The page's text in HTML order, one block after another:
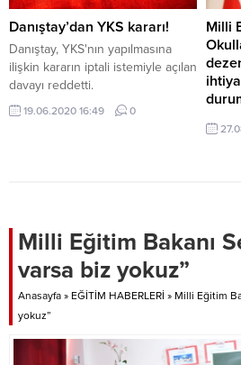
Danıştay’dan YKS kararı!
Danıştay, YKS'nın yapılmasına
ilişkin kararın iptali istemiyle açılan
davayı reddetti.
19.06.2020 16:49 0
Milli
İzmir
Milli Eğitim Bakanı
varsa biz yokuz”
Anasayfa » EĞİTİM HABERLERİ » Milli Eğitim
yokuz”